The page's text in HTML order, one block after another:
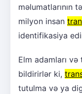
məlumatlarının
milyon insan
identifikasiya
Elm adamları
bildirirlər ki,
tutulma və ya